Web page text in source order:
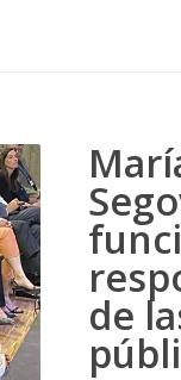
de